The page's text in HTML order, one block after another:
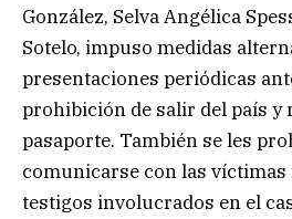
González, Selva Angélica
Sotelo, impuso medidas
presentaciones periódicas
prohibición de salir del país y
pasaporte. También se les
comunicarse con las víctimas
testigos involucrados en el